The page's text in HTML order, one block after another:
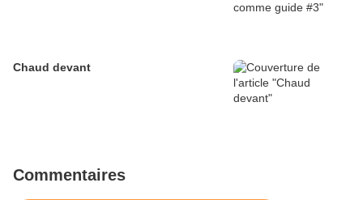
Chaud devant
Commentaires